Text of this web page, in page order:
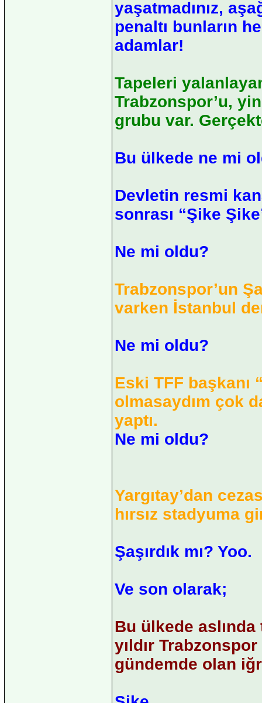
yaşatmadınız,
penaltı bunların
adamlar!
Tapeleri
Trabzonspor’u,
grubu var.
Bu ülkede ne mi
Devletin resmi
sonrası “Şike
Ne mi oldu?
Trabzonspor’un
varken İstanbul
Ne mi oldu?
Eski TFF başkanı
olmasaydım çok
yaptı.
Ne mi oldu?
Yargıtay’dan
hırsız stadyuma
Şaşırdık mı? Yoo.
Ve son olarak;
Bu ülkede
yıldır
gündemde olan